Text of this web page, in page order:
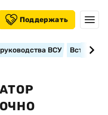
Поддержать
ВСУ